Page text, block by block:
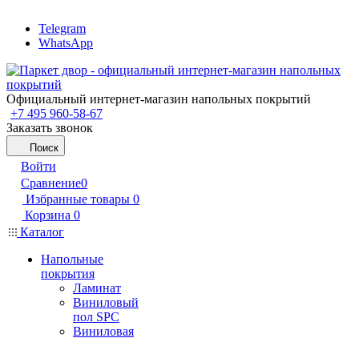
Telegram
WhatsApp
Официальный интернет-магазин напольных покрытий
+7 495 960-58-67
Заказать звонок
Поиск
Войти
Сравнение0
Избранные товары 0
Корзина 0
Каталог
Напольные
покрытия
Ламинат
Виниловый
пол SPC
Виниловая